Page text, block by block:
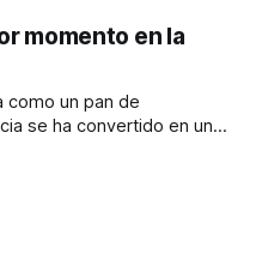
de publicidad digital
para atender
una persona
momento en la
como un pan de
se ha convertido en uno
y experiencias que